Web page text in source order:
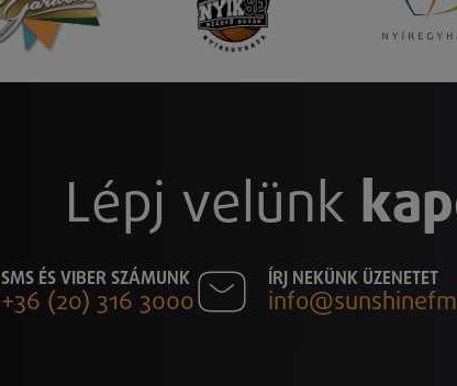
Lépj velünk
SMS ÉS VIBER SZÁMUNK
+36 (20) 316 3000
ÍRJ NEKÜNK ÜZENETET